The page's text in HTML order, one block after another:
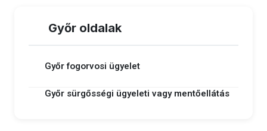
Győr oldalak
Győr fogorvosi ügyelet
Győr sürgősségi ügyeleti vagy mentőellátás